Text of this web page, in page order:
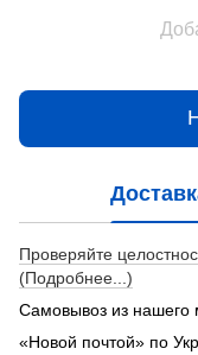
Проверяйте
(Подробнее...)
Самовывоз из нашего
«Новой почтой» по